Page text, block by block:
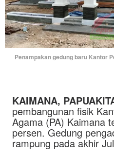
Penampakan gedung baru Kantor
KAIMANA,
pembangunan fisik
Agama (PA) Kaimana
persen. Gedung
rampung pada akhir